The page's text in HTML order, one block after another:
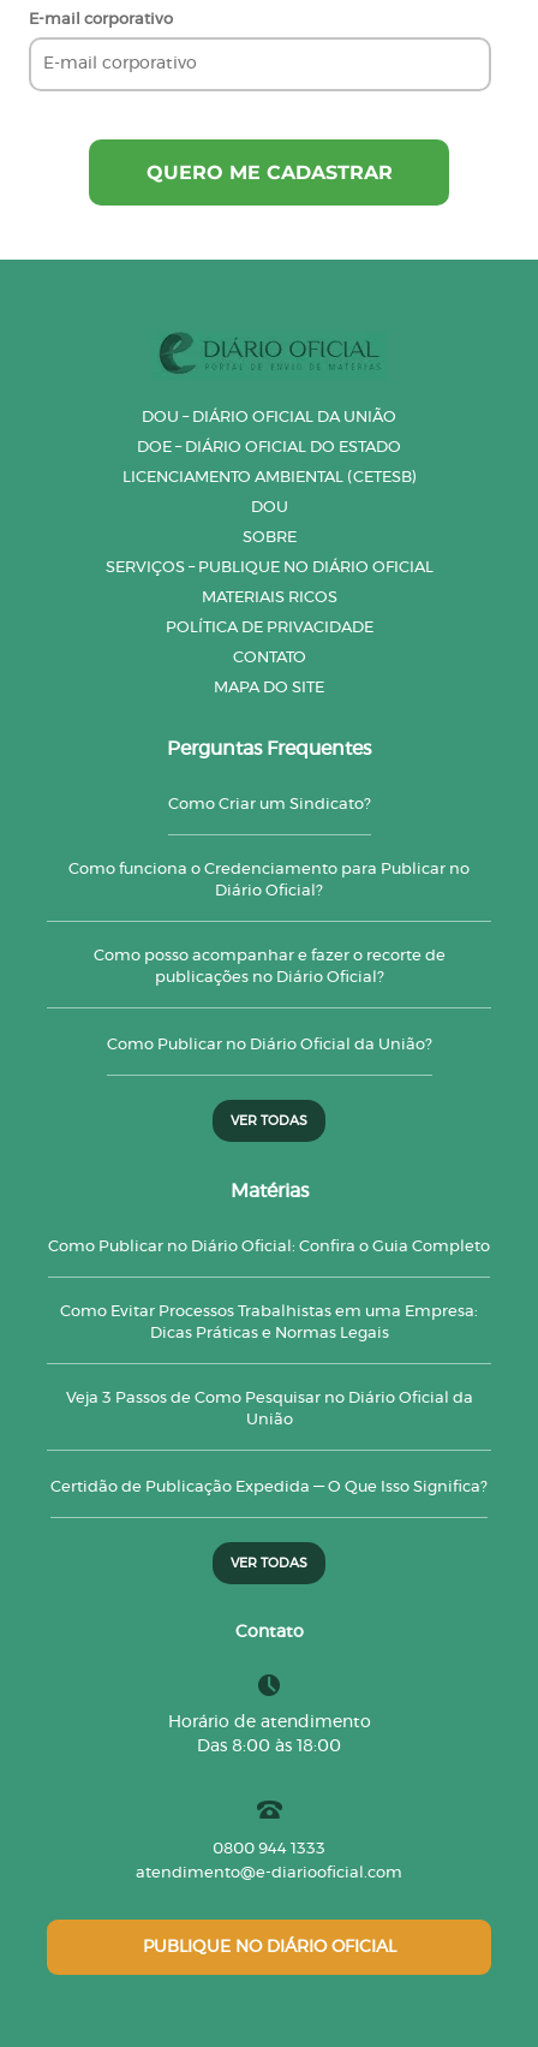
E-mail corporativo
DOU – DIÁRIO OFICIAL DA UNIÃO
DOE – DIÁRIO OFICIAL DO ESTADO
LICENCIAMENTO AMBIENTAL (CETESB)
DOU
SOBRE
SERVIÇOS – PUBLIQUE NO DIÁRIO OFICIAL
MATERIAIS RICOS
POLÍTICA DE PRIVACIDADE
CONTATO
MAPA DO SITE
Perguntas Frequentes
Como Criar um Sindicato?
Como funciona o Credenciamento para Publicar no
Diário Oficial?
Como posso acompanhar e fazer o recorte de
publicações no Diário Oficial?
Como Publicar no Diário Oficial da União?
VER TODAS
Matérias
Como Publicar no Diário Oficial: Confira o Guia Completo
Como Evitar Processos Trabalhistas em uma Empresa:
Dicas Práticas e Normas Legais
Veja 3 Passos de Como Pesquisar no Diário Oficial da
União
Certidão de Publicação Expedida — O Que Isso Significa?
VER TODAS
Contato
Horário de atendimento
Das 8:00 às 18:00
0800 944 1333
atendimento@e-diariooficial.com
PUBLIQUE NO DIÁRIO OFICIAL